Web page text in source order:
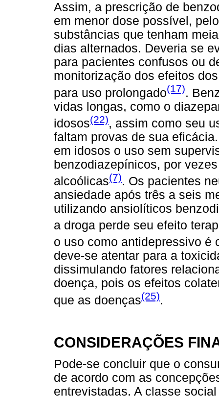
Assim, a prescrição de
em menor dose possível,
substâncias que tenham
dias alternados. Deveria se
para pacientes confusos ou
monitorização dos efeitos
para uso prolongado(17).
vidas longas, como o
idosos(22), assim como seu
faltam provas de sua
em idosos o uso sem
benzodiazepínicos, por
alcoólicas(7). Os pacientes
ansiedade após três a seis
utilizando ansiolíticos
a droga perde seu efeito
o uso como antidepressivo é
deve-se atentar para a
dissimulando fatores
doença, pois os efeitos
que as doenças(25).
CONSIDERAÇÕES
Pode-se concluir que o
de acordo com as
entrevistadas. A classe